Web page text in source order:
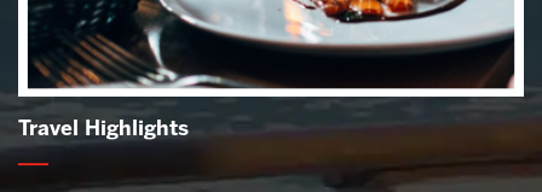
Travel Highlights